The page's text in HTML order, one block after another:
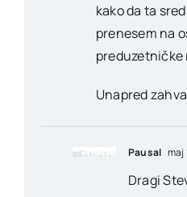
kako da ta
prenesem na
preduzetničke
Unapred
Pausal maj
Dragi